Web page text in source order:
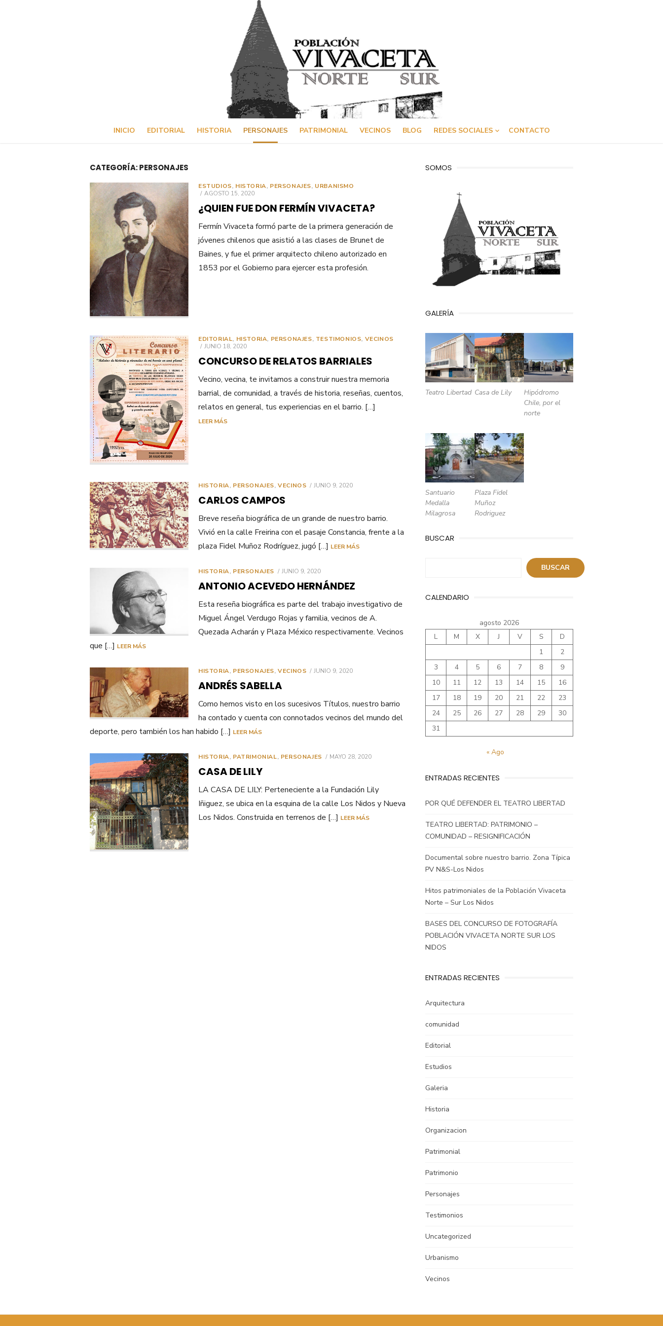
INICIO EDITORIAL HISTORIA PERSONAJES PATRIMONIAL VECINOS BLOG REDES SOCIALES CONTACTO
CATEGORÍA:PERSONAJES
ESTUDIOS, HISTORIA, PERSONAJES, URBANISMO
PUBLICADO
AGOSTO 15, 2020
¿QUIEN FUE DON FERMÍN VIVACETA?
Fermín Vivaceta formó parte de la primera generación de
jóvenes chilenos que asistió a las clases de Brunet de
Baines, y fue el primer arquitecto chileno autorizado en
1853 por el Gobierno para ejercer esta profesión.
EDITORIAL, HISTORIA, PERSONAJES, TESTIMONIOS, VECINOS
PUBLICADO
JUNIO 18, 2020
CONCURSO DE RELATOS BARRIALES
Vecino, vecina, te invitamos a construir nuestra memoria
barrial, de comunidad, a través de historia, reseñas, cuentos,
relatos en general, tus experiencias en el barrio. […]
LEER MÁS
HISTORIA, PERSONAJES,VECINOS
PUBLICADO
JUNIO 9, 2020
CARLOS CAMPOS
Breve reseña biográfica de un grande de nuestro barrio.
Vivió en la calle Freirina con el pasaje Constancia, frente a la
plaza Fidel Muñoz Rodríguez, jugó […] LEER MÁS
HISTORIA, PERSONAJES
PUBLICADO
JUNIO 9, 2020
ANTONIO ACEVEDO HERNÁNDEZ
Esta reseña biográfica es parte del trabajo investigativo de
Miguel Ángel Verdugo Rojas y familia, vecinos de A.
Quezada Acharán y Plaza México respectivamente. Vecinos
que […] LEER MÁS
HISTORIA, PERSONAJES,VECINOS
PUBLICADO
JUNIO 9, 2020
ANDRÉS SABELLA
Como hemos visto en los sucesivos Títulos, nuestro barrio
ha contado y cuenta con connotados vecinos del mundo del
deporte, pero también los han habido […] LEER MÁS
HISTORIA, PATRIMONIAL, PERSONAJES
PUBLICADO
MAYO 28, 2020
CASA DE LILY
LA CASA DE LILY: Perteneciente a la Fundación Lily
Iñiguez, se ubica en la esquina de la calle Los Nidos y Nueva
Los Nidos. Construida en terrenos de […] LEER MÁS
SOMOS
GALERÍA
Teatro Libertad Casa de Lily
Hipódromo
Chile, por el
norte
Santuario
Medalla
Milagrosa
Plaza Fidel
Muñoz
Rodriguez
BUSCAR
BUSCAR
CALENDARIO
agosto 2026
L
M X J V S
D
1
2
3
4 5 6 7 8
9
10
11 12 13 14 15
16
17
18 19 20 21 22
23
24
25 26 27 28 29
30
31
« Ago
ENTRADAS RECIENTES
POR QUÉ DEFENDER EL TEATRO LIBERTAD
TEATRO LIBERTAD: PATRIMONIO –
COMUNIDAD – RESIGNIFICACIÓN
Documental sobre nuestro barrio. Zona Típica
PV N&S-Los Nidos
Hitos patrimoniales de la Población Vivaceta
Norte – Sur Los Nidos
BASES DEL CONCURSO DE FOTOGRAFÍA
POBLACIÓN VIVACETA NORTE SUR LOS
NIDOS
ENTRADAS RECIENTES
Arquitectura
comunidad
Editorial
Estudios
Galeria
Historia
Organizacion
Patrimonial
Patrimonio
Personajes
Testimonios
Uncategorized
Urbanismo
Vecinos